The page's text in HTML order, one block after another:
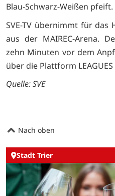
Blau-Schwarz-Weißen pfeift.
SVE-TV übernimmt für
aus der MAIREC-Arena.
zehn Minuten vor dem
über die Plattform
Quelle: SVE
Nach oben
Stadt Trier